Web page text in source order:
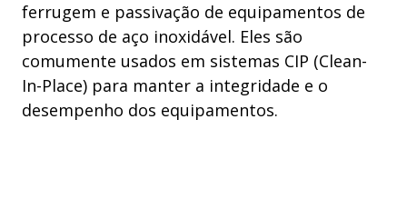
ferrugem e passivação de equipamentos de
processo de aço inoxidável. Eles são
comumente usados em sistemas CIP (Clean-
In-Place) para manter a integridade e o
desempenho dos equipamentos.